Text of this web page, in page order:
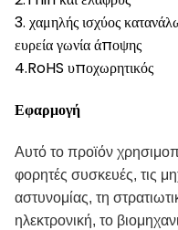
3. χαμηλής ισχύος
ευρεία γωνία άποψης
4.RoHS υποχωρητικός
Εφαρμογή
Αυτό το προϊόν
φορητές συσκευές, τις
αστυνομίας, τη
ηλεκτρονική, το